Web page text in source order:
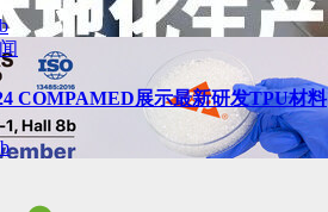
COMPAMED展示最新研发TPU材料